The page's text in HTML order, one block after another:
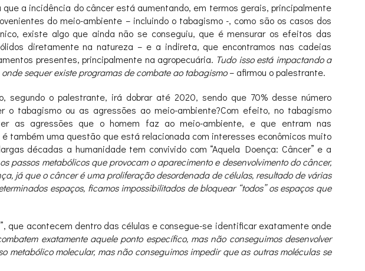
a incidência do câncer está aumentando, em termos gerais, principalmente
do meio-ambiente – incluindo o tabagismo -, como são os casos dos
existe algo que ainda não se conseguiu, que é mensurar os efeitos das
diretamente na natureza – e a indireta, que encontramos nas cadeias
presentes, principalmente na agropecuária. Tudo isso está impactando a
sequer existe programas de combate ao tabagismo– afirmou o palestrante.
o palestrante, irá dobrar até 2020, sendo que 70% desse número
tabagismo ou as agressões ao meio-ambiente?Com efeito, no tabagismo
as agressões que o homem faz ao meio-ambiente, e que entram nas
uma questão que está relacionada com interesses econômicos muito
décadas a humanidade tem convivido com “Aquela Doença: Câncer” e a
passos metabólicos que provocam o aparecimento e desenvolvimento do câncer,
já que o câncer é uma proliferação desordenada de células, resultado de várias
espaços, ficamos impossibilitados de bloquear “todos” os espaços que
que acontecem dentro das células e consegue-se identificar exatamente onde
exatamente aquele ponto específico, mas não conseguimos desenvolver
metabólico molecular, mas não conseguimos impedir que as outras moléculas se